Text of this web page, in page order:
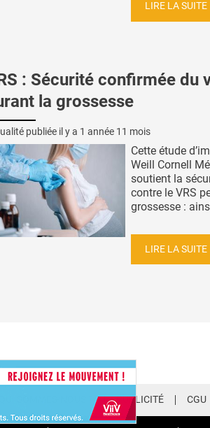
LIRE LA SUITE
: Sécurité confirmée du
la grossesse
publiée il y a 1 année 11 mois
Cette étude
Weill Cornell
soutient la
contre le VRS
grossesse :
LIRE LA SUITE
PUBLICITÉ CGU